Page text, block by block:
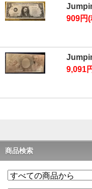
909円
9,091
商品検索